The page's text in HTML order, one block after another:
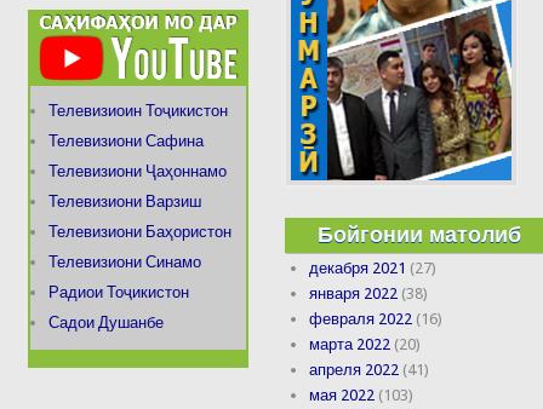
Телевизиоин Тоҷикистон
Телевизиони Сафина
Телевизиони Ҷаҳоннамо
Телевизиони Варзиш
Телевизиони Баҳористон
Телевизиони Синамо
Радиои Тоҷикистон
Садои Душанбе
Бойгонии матолиб
декабря 2021 (27)
января 2022 (38)
февраля 2022 (16)
марта 2022 (20)
апреля 2022 (41)
мая 2022 (103)